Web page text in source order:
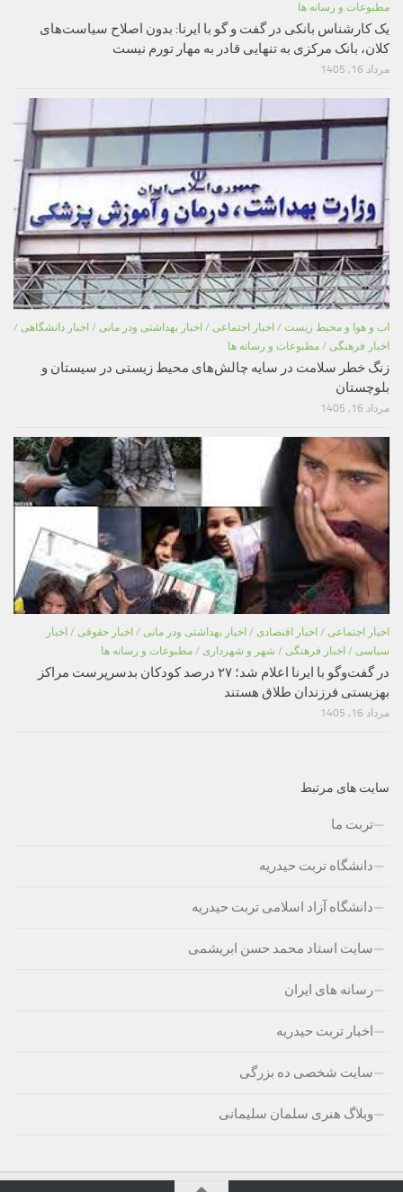
مطبوعات و رسانه ها
یک کارشناس بانکی در گفت و گو با ایرنا: بدون اصلاح سیاست‌های
کلان، بانک مرکزی به تنهایی قادر به مهار تورم نیست
مرداد 16, 1405
اب و هوا و محیط زیست / اخبار اجتماعی / اخبار بهداشتی ودر مانی / اخبار دانشگاهی /
اخبار فرهنگی / مطبوعات و رسانه ها
زنگ خطر سلامت در سایه چالش‌های محیط زیستی در سیستان و
بلوچستان
مرداد 16, 1405
اخبار اجتماعی / اخبار اقتصادی / اخبار بهداشتی ودر مانی / اخبار حقوقی / اخبار
سیاسی / اخبار فرهنگی / شهر و شهرداری / مطبوعات و رسانه ها
در گفت‌وگو با ایرنا اعلام شد؛ ۲۷ درصد کودکان بدسرپرست مراکز
بهزیستی فرزندان طلاق هستند
مرداد 16, 1405
سایت های مرتبط
تربت ما
دانشگاه تربت حیدریه
دانشگاه آزاد اسلامی تربت حیدریه
سایت استاد محمد حسن ابریشمی
رسانه های ایران
اخبار تربت حیدریه
سایت شخصی ده بزرگی
وبلاگ هنری سلمان سلیمانی